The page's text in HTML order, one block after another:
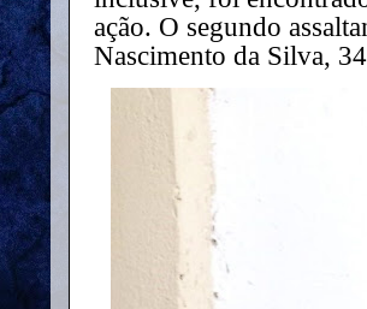
ação. O segundo
Nascimento da Silva,